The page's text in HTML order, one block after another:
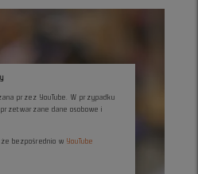
przez YouTube. W przypadku
dane osobowe i
bezpośrednio w YouTube